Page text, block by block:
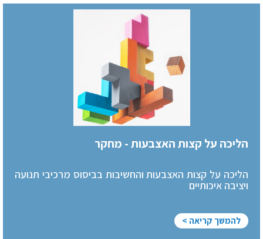
הליכה על קצות האצבעות - מחקר
הליכה על קצות האצבעות והחשיבות בביסוס מרכיבי תנועה
ויציבה איכותיים
להמשך קריאה >